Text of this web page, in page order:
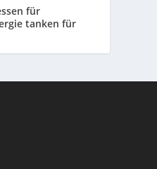
für
tanken für